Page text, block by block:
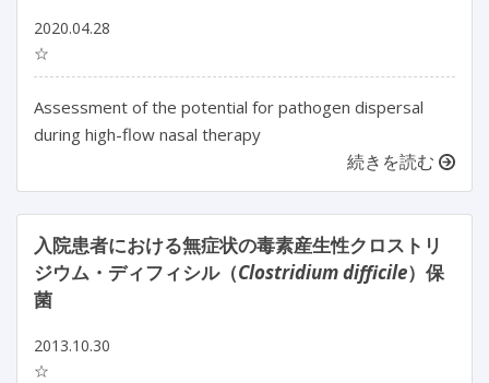
2020.04.28
☆
Assessment of the potential for pathogen dispersal
during high-flow nasal therapy
続きを読む
入院患者における無症状の毒素産生性クロストリ
ジウム・ディフィシル（Clostridium difficile）保
菌
2013.10.30
☆